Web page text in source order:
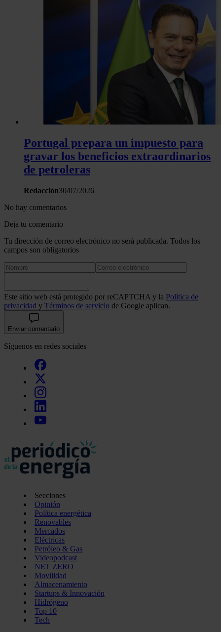
Portugal prepara un impuesto para
gravar los beneficios extraordinarios
de petroleras
Redacción30/07/2026
No hay comentarios
Deja tu comentario
Tu dirección de correo electrónico no será publicada. Todos los
campos son obligatorios
Este sitio web está protegido por reCAPTCHA y la Política de
privacidad y Términos de servicio de Google aplican.
Enviar comentario
Síguenos en redes sociales
Secciones
Opinión
Política energética
Renovables
Mercados
Eléctricas
Petróleo & Gas
Videopodcast
NET ZERO
Movilidad
Almacenamiento
Startups & Innovación
Hidrógeno
Top 10
Tech